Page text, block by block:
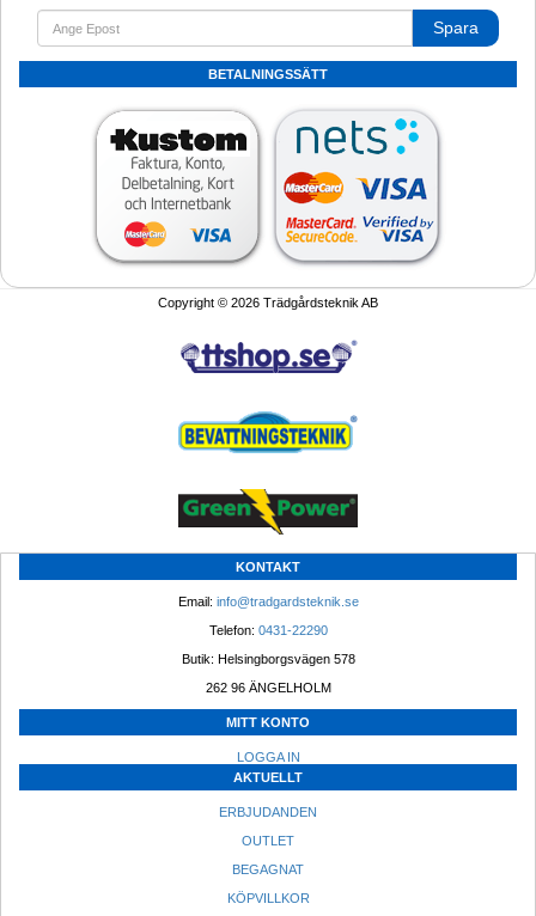
Spara
BETALNINGSSÄTT
Copyright © 2026 Trädgårdsteknik AB
KONTAKT
Email: info@tradgardsteknik.se
Telefon: 0431-22290
Butik: Helsingborgsvägen 578
262 96 ÄNGELHOLM
MITT KONTO
LOGGA IN
AKTUELLT
ERBJUDANDEN
OUTLET
BEGAGNAT
KÖPVILLKOR